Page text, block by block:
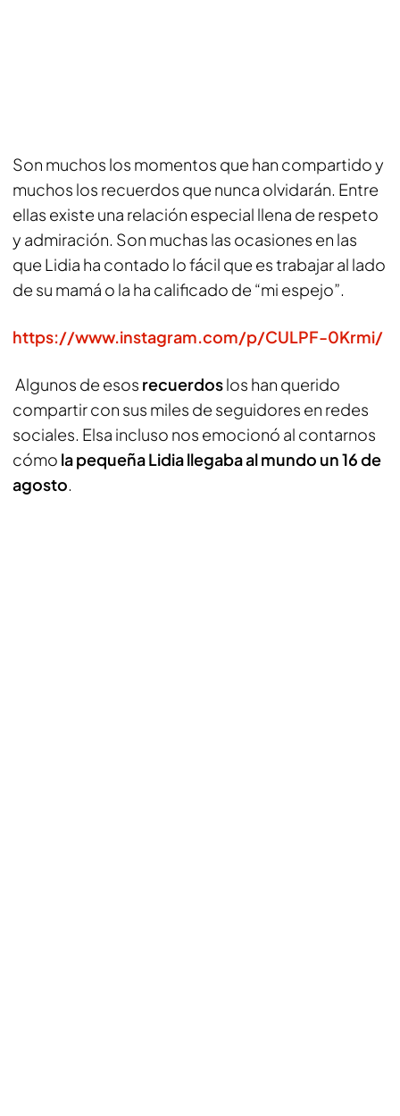
Son muchos los momentos que han compartido y
muchos los recuerdos que nunca olvidarán. Entre
ellas existe una relación especial llena de respeto
y admiración. Son muchas las ocasiones en las
que Lidia ha contado lo fácil que es trabajar al lado
de su mamá o la ha calificado de “mi espejo”.
https://www.instagram.com/p/CULPF-0Krmi/
Algunos de esos recuerdoslos han querido
compartir con sus miles de seguidores en redes
sociales. Elsa incluso nos emocionó al contarnos
cómo la pequeña Lidia llegaba al mundo un 16 de
agosto.